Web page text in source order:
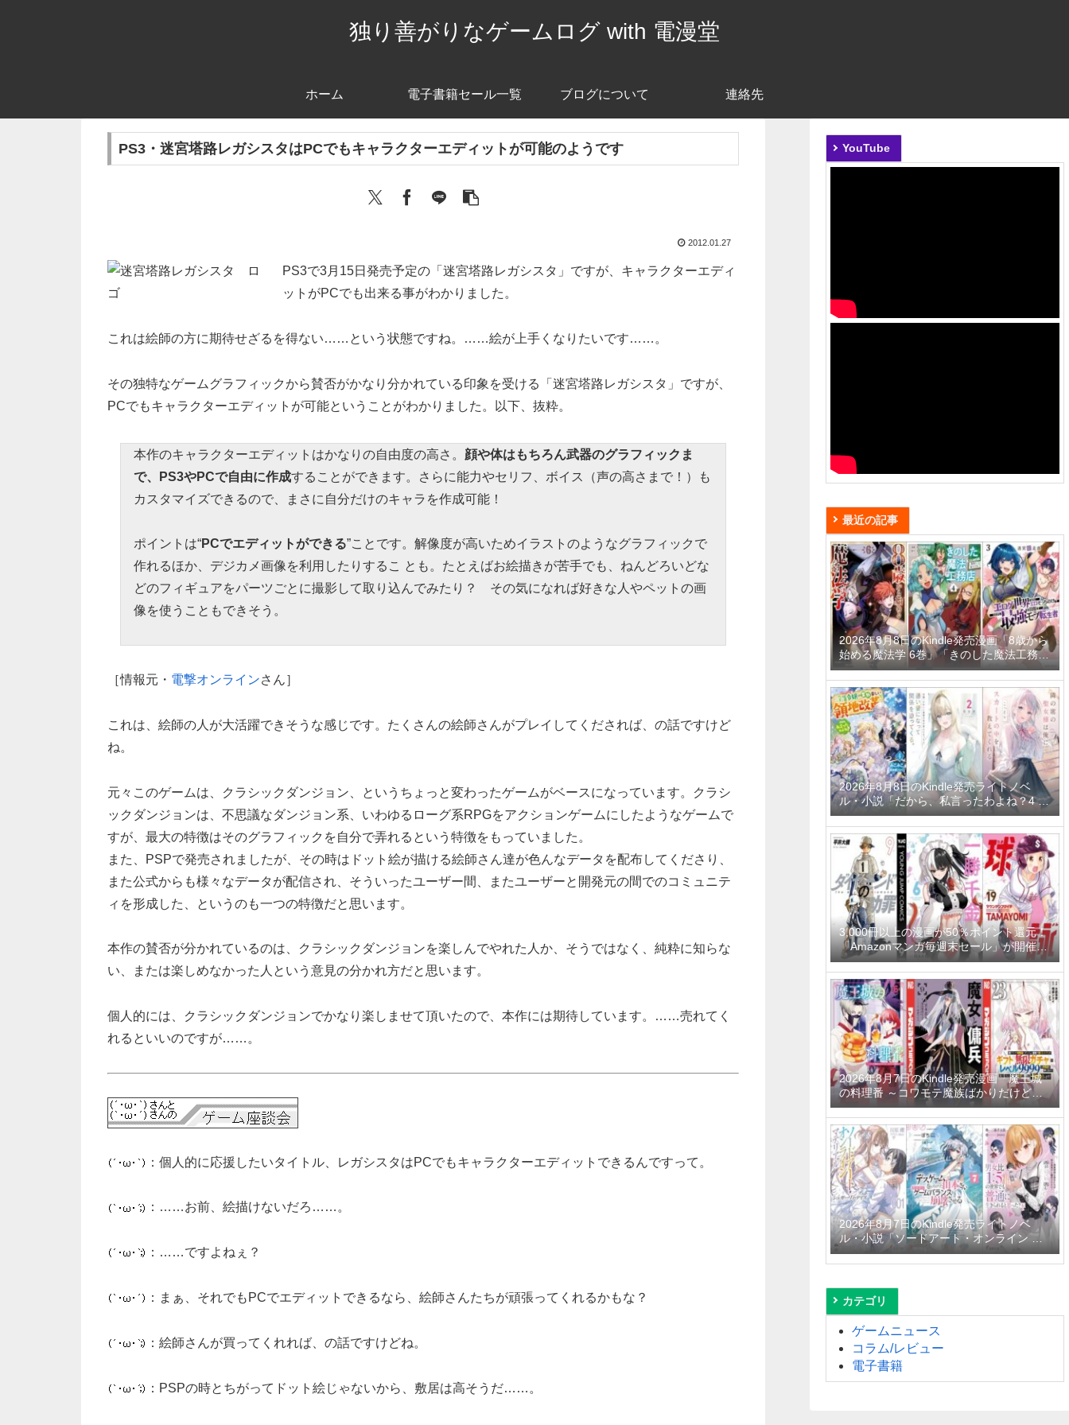
独り善がりなゲームログ with 電漫堂
ホーム 電子書籍セール一覧 ブログについて 連絡先
PS3・迷宮塔路レガシスタはPCでもキャラクターエディットが可能のようです
2012.01.27
PS3で3月15日発売予定の「迷宮塔路レガシスタ」ですが、キャラクターエディ
ットがPCでも出来る事がわかりました。
これは絵師の方に期待せざるを得ない……という状態ですね。……絵が上手くなりたいです……。
その独特なゲームグラフィックから賛否がかなり分かれている印象を受ける「迷宮塔路レガシスタ」ですが、
PCでもキャラクターエディットが可能ということがわかりました。以下、抜粋。
本作のキャラクターエディットはかなりの自由度の高さ。 顔や体はもちろん武器のグラフィックま
で、PS3やPCで自由に作成することができます。さらに能力やセリフ、ボイス（声の高さまで！）も
カスタマイズできるので、まさに自分だけのキャラを作成可能！
ポイントは“PCでエディットができる”ことです。解像度が高いためイラストのようなグラフィックで
作れるほか、デジカメ画像を利用したりするこ とも。たとえばお絵描きが苦手でも、ねんどろいどな
どのフィギュアをパーツごとに撮影して取り込んでみたり？ その気になれば好きな人やペットの画
像を使うこともできそう。
［情報元・ 電撃オンラインさん］
これは、絵師の人が大活躍できそうな感じです。たくさんの絵師さんがプレイしてくだされば、の話ですけど
ね。
元々このゲームは、クラシックダンジョン、というちょっと変わったゲームがベースになっています。クラシ
ックダンジョンは、不思議なダンジョン系、いわゆるローグ系RPGをアクションゲームにしたようなゲームで
すが、最大の特徴はそのグラフィックを自分で弄れるという特徴をもっていました。
また、PSPで発売されましたが、その時はドット絵が描ける絵師さん達が色んなデータを配布してくださり、
また公式からも様々なデータが配信され、そういったユーザー間、またユーザーと開発元の間でのコミュニテ
ィを形成した、というのも一つの特徴だと思います。
本作の賛否が分かれているのは、クラシックダンジョンを楽しんでやれた人か、そうではなく、純粋に知らな
い、または楽しめなかった人という意見の分かれ方だと思います。
個人的には、クラシックダンジョンでかなり楽しませて頂いたので、本作には期待しています。……売れてく
れるといいのですが……。
：個人的に応援したいタイトル、レガシスタはPCでもキャラクターエディットできるんですって。
：……お前、絵描けないだろ……。
：……ですよねぇ？
：まぁ、それでもPCでエディットできるなら、絵師さんたちが頑張ってくれるかもな？
：絵師さんが買ってくれれば、の話ですけどね。
：PSPの時とちがってドット絵じゃないから、敷居は高そうだ……。
YouTube
最近の記事
2026年8月8日のKindle発売漫画「8歳から
始める魔法学 6巻」「きのした魔法工務店
異世界工法で最強の家づくりを 4巻」「迷
宮狂走曲 3 ～エロゲ世界なのにエロそっ
ちのけでひたすら最強を目指すモブ転生者
～」など
2026年8月8日のKindle発売ライトノベ
ル・小説「だから、私言ったわよね？4 ～
没落令嬢の案外楽しい領地改革～」「学園
一かわいい後輩の命の恩人になったら、通
い妻になって関係を迫ってくる。 2巻」
「隣の席の聖女様は俺にこっそりスカート
の中を教えてくれる」など
3,000冊以上の漫画が50％ポイント還元！
「Amazonマンガ毎週末セール」が開催
中、終了予定日は8月9日！
2026年8月7日のKindle発売漫画「魔王城
の料理番 ～コワモテ魔族ばかりだけど、
ホワイトな職場です～ 6巻」「魔女と傭兵
9巻」「信じていた仲間達にダンジョン奥
地で殺されかけたがギフト『無限ガチャ』
でレベル9999の仲間達を手に入れて元パ
ーティーメンバーと世界に復讐＆『ざま
ぁ！』します！ 23巻」など
2026年8月7日のKindle発売ライトノベ
ル・小説「ソードアート・オンライン マ
テリアル1 シュガーリィ・デイズ」「デス
ゲームに巻き込まれた山本さん、気ままに
比1：5の世界でも普通に生きられると思
った？6 ～激重感情な彼女たちが無自覚男
子に翻弄されたら～」など
カテゴリ
ゲームニュース
コラム/レビュー
電子書籍